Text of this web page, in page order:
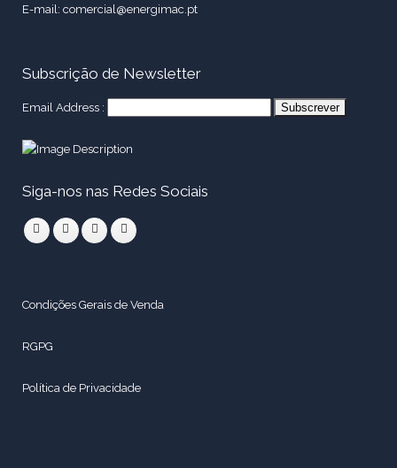
E-mail: comercial@energimac.pt
Subscrição de Newsletter
Email Address :
Siga-nos nas Redes Sociais
Condições Gerais de Venda
RGPG
Política de Privacidade